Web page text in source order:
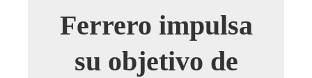
Ferrero impulsa
su objetivo de